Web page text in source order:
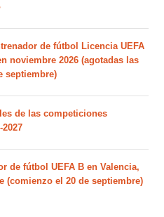
de fútbol Licencia UEFA
noviembre 2026 (agotadas las
septiembre)
de las competiciones
de fútbol UEFA B en Valencia,
(comienzo el 20 de septiembre)